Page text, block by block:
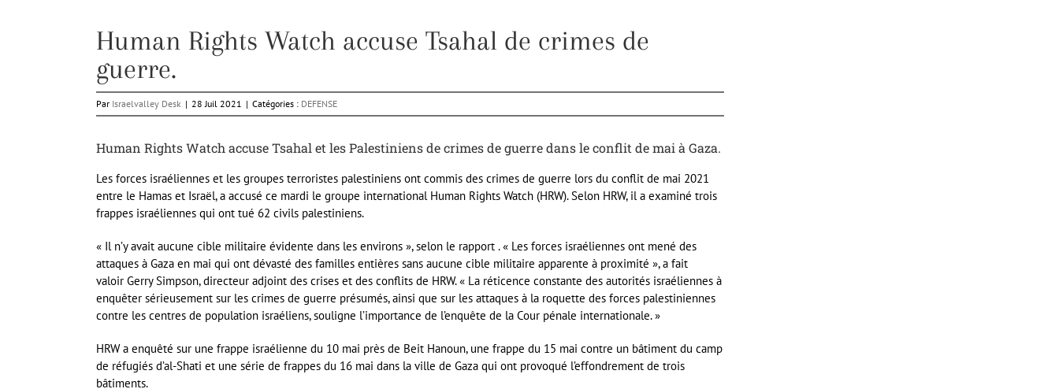
Human Rights Watch accuse Tsahal de crimes de
guerre.
Par Israelvalley Desk | 28 Juil 2021 | Catégories : DEFENSE
Human Rights Watch accuse Tsahal et les Palestiniens de crimes de guerre dans le conflit de mai à Gaza.
Les forces israéliennes et les groupes terroristes palestiniens ont commis des crimes de guerre lors du conflit de mai 2021
entre le Hamas et Israël, a accusé ce mardi le groupe international Human Rights Watch (HRW). Selon HRW, il a examiné trois
frappes israéliennes qui ont tué 62 civils palestiniens.
« Il n’y avait aucune cible militaire évidente dans les environs », selon le rapport . « Les forces israéliennes ont mené des
attaques à Gaza en mai qui ont dévasté des familles entières sans aucune cible militaire apparente à proximité », a fait
valoir Gerry Simpson, directeur adjoint des crises et des conflits de HRW. « La réticence constante des autorités israéliennes à
enquêter sérieusement sur les crimes de guerre présumés, ainsi que sur les attaques à la roquette des forces palestiniennes
contre les centres de population israéliens, souligne l’importance de l’enquête de la Cour pénale internationale. »
HRW a enquêté sur une frappe israélienne du 10 mai près de Beit Hanoun, une frappe du 15 mai contre un bâtiment du camp
de réfugiés d’al-Shati et une série de frappes du 16 mai dans la ville de Gaza qui ont provoqué l’effondrement de trois
bâtiments.